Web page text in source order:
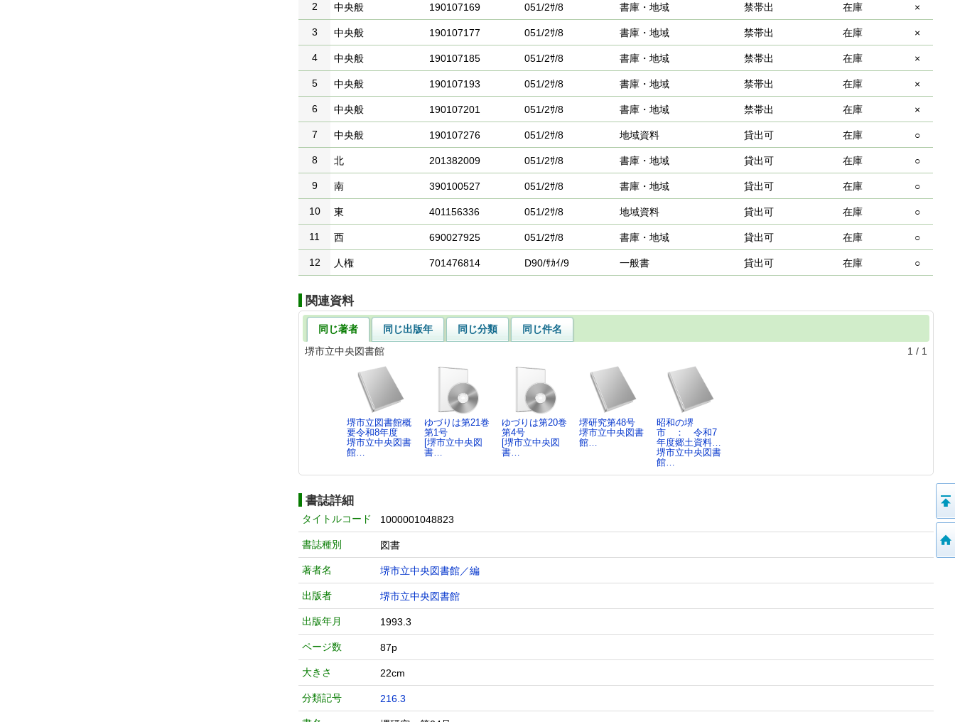
2 中央般 190107169 051/2ｻ/8 書庫・地域 禁帯出 在庫 ×
3 中央般 190107177 051/2ｻ/8 書庫・地域 禁帯出 在庫 ×
4 中央般 190107185 051/2ｻ/8 書庫・地域 禁帯出 在庫 ×
5 中央般 190107193 051/2ｻ/8 書庫・地域 禁帯出 在庫 ×
6 中央般 190107201 051/2ｻ/8 書庫・地域 禁帯出 在庫 ×
7 中央般 190107276 051/2ｻ/8 地域資料 貸出可 在庫 ○
8 北 201382009 051/2ｻ/8 書庫・地域 貸出可 在庫 ○
9 南 390100527 051/2ｻ/8 書庫・地域 貸出可 在庫 ○
10 東 401156336 051/2ｻ/8 地域資料 貸出可 在庫 ○
11 西 690027925 051/2ｻ/8 書庫・地域 貸出可 在庫 ○
12 人権 701476814 D90/ｻｶｲ/9 一般書 貸出可 在庫 ○
関連資料
同じ著者 同じ出版年 同じ分類
同じ件名
堺市立中央図書館
1 / 1
堺市立図書館概
要令和8年度
堺市立中央図書
館…
ゆづりは第21巻
第1号
[堺市立中央図
書…
ゆづりは第20巻
第4号
[堺市立中央図
書…
堺研究第48号
堺市立中央図書
館…
昭和の堺
市 ： 令和7
年度郷土資料…
堺市立中央図書
館…
書誌詳細
タイトルコード 1000001048823
書誌種別 図書
著者名 堺市立中央図書館／編
出版者 堺市立中央図書館
出版年月 1993.3
ページ数 87p
大きさ 22cm
分類記号 216.3